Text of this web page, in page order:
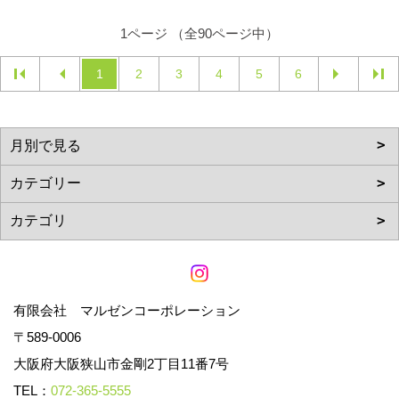
1ページ （全90ページ中）
1 2 3 4 5 6
有限会社 マルゼンコーポレーション
〒589-0006
大阪府大阪狭山市金剛2丁目11番7号
TEL： 072-365-5555